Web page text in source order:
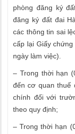
phòng đăng ký
đăng ký đất đai
các thông tin sai
cấp lại Giấy
ngày làm việc).
– Trong thời hạn
đến cơ quan thuế
chính đối với
theo quy định;
– Trong thời hạn